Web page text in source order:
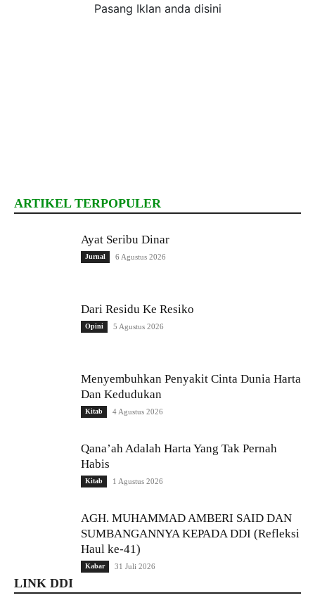
Pasang Iklan anda disini
ARTIKEL TERPOPULER
Ayat Seribu Dinar
Jurnal 6 Agustus 2026
Dari Residu Ke Resiko
Opini 5 Agustus 2026
Menyembuhkan Penyakit Cinta Dunia Harta
Dan Kedudukan
Kitab 4 Agustus 2026
Qana’ah Adalah Harta Yang Tak Pernah
Habis
Kitab 1 Agustus 2026
AGH. MUHAMMAD AMBERI SAID DAN
SUMBANGANNYA KEPADA DDI (Refleksi
Haul ke-41)
Kabar 31 Juli 2026
LINK DDI